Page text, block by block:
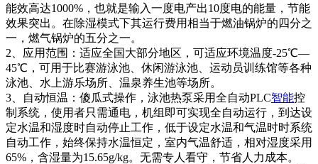
能效高达1000%，也就是输入一度电产出10度电的能量，节能
效果突出。在除湿模式下其运行费用相当于燃油锅炉的四分之
一，燃气锅炉的五分之一。
2、应用范围：适应全国大部分地区，可适应环境温度-25℃—
45℃，可用于比赛游泳池、休闲游泳池、运动员训练馆等各种
泳池、水上游乐场所、温泉养生池等场所。
3、自动恒温：傻瓜式操作，泳池热泵采用全自动PLC智能控
制系统，使用者只需通电，机组即可实现全自动运行，到达设
定水温和湿度时自动停止工作，低于设定水温和气温时时系统
自动工作，始终保持水温恒定，室内气温舒适，相对湿度采用
65%，含湿量为15.65g/kg。无需专人看守，节省人力成本。